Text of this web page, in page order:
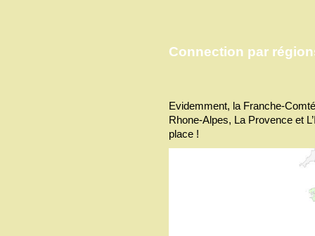
Connection par
Evidemment, la Franche-
Rhone-Alpes, La Provence et
place !